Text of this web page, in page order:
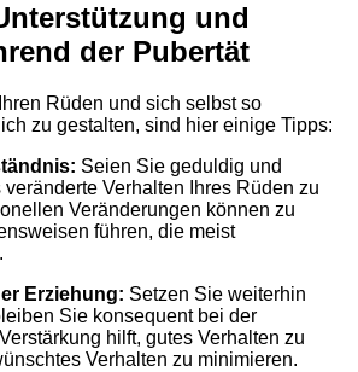
und
der Pubertät
Rüden und sich selbst so
zu gestalten, sind hier einige Tipps:
Seien Sie geduldig und
Verhalten Ihres Rüden zu
Veränderungen können zu
führen, die meist
Erziehung: Setzen Sie weiterhin
Sie konsequent bei der
hilft, gutes Verhalten zu
Verhalten zu minimieren.